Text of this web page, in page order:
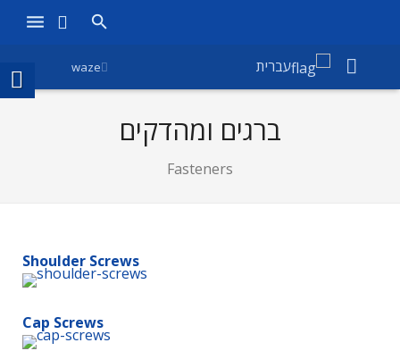
חדשות
עברית waze
ברגים ומהדקים
Fasteners
Shoulder Screws
Cap Screws